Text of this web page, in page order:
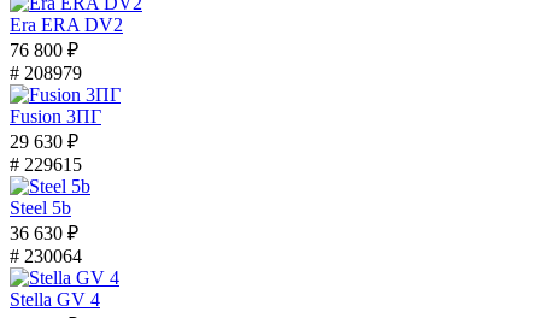
Era ERA DV2
76 800 ₽
# 208979
Fusion 3ПГ
29 630 ₽
# 229615
Steel 5b
36 630 ₽
# 230064
Stella GV 4